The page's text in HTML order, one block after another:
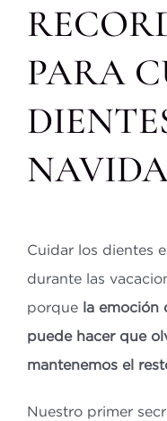
PARA
Cuidar los dientes
durante las
porquela emoción
puede hacer que
mantenemos el
Nuestro primer